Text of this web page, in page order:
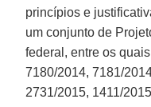
princípios e
um conjunto de
federal, entre os
7180/2014, 7181/
2731/2015, 1411/